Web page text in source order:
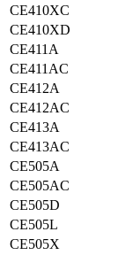
CE410XC
CE410XD
CE411A
CE411AC
CE412A
CE412AC
CE413A
CE413AC
CE505A
CE505AC
CE505D
CE505L
CE505X